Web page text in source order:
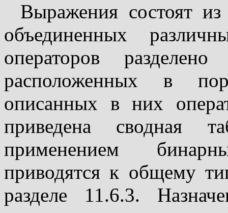
Выражения состоят
объединенных
операторов
расположенных в
описанных в них
приведена сводная
применением
приводятся к общему
разделе 11.6.3.